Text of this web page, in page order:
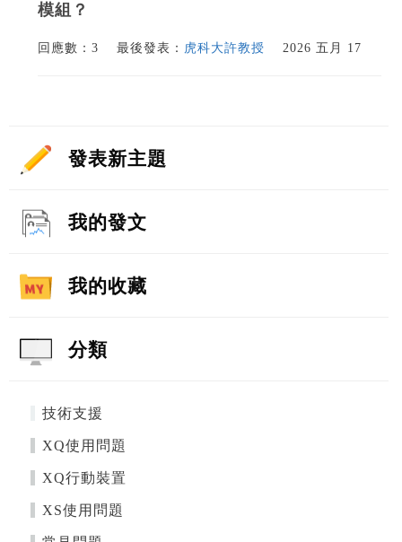
模組？
回應數：3 最後發表： 虎科大許教授 2026 五月 17
發表新主題
我的發文
我的收藏
分類
技術支援
XQ使用問題
XQ行動裝置
XS使用問題